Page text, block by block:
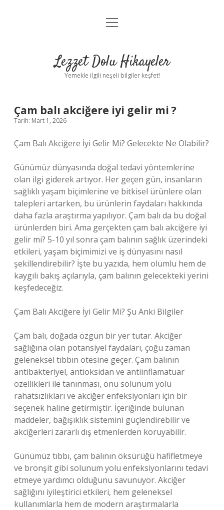
Anasayfa
Yasal Uyarı
menüyü
Lezzet Dolu Hikayeler
Yemekle ilgili neşeli bilgiler keşfet!
Çam balı akciğere iyi gelir mi ?
Tarih: Mart 1, 2026
Çam Balı Akciğere İyi Gelir Mi? Gelecekte Ne Olabilir?
Günümüz dünyasında doğal tedavi yöntemlerine
olan ilgi giderek artıyor. Her geçen gün, insanların
sağlıklı yaşam biçimlerine ve bitkisel ürünlere olan
talepleri artarken, bu ürünlerin faydaları hakkında
daha fazla araştırma yapılıyor. Çam balı da bu doğal
ürünlerden biri. Ama gerçekten çam balı akciğere iyi
gelir mi? 5-10 yıl sonra çam balının sağlık üzerindeki
etkileri, yaşam biçimimizi ve iş dünyasını nasıl
şekillendirebilir? İşte bu yazıda, hem olumlu hem de
kaygılı bakış açılarıyla, çam balının gelecekteki yerini
keşfedeceğiz.
Çam Balı Akciğere İyi Gelir Mi? Şu Anki Bilgiler
Çam balı, doğada özgün bir yer tutar. Akciğer
sağlığına olan potansiyel faydaları, çoğu zaman
geleneksel tıbbın ötesine geçer. Çam balının
antibakteriyel, antioksidan ve antiinflamatuar
özellikleri ile tanınması, onu solunum yolu
rahatsızlıkları ve akciğer enfeksiyonları için bir
seçenek haline getirmiştir. İçeriğinde bulunan
maddeler, bağışıklık sistemini güçlendirebilir ve
akciğerleri zararlı dış etmenlerden koruyabilir.
Günümüz tıbbı, çam balının öksürüğü hafifletmeye
ve bronşit gibi solunum yolu enfeksiyonlarını tedavi
etmeye yardımcı olduğunu savunuyor. Akciğer
sağlığını iyileştirici etkileri, hem geleneksel
kullanımlarla hem de modern araştırmalarla